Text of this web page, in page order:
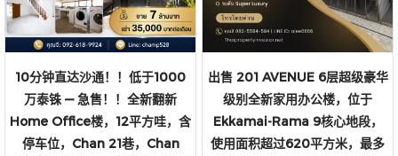
10分钟直达沙通！！低于1000
万泰铢 — 急售！！全新翻新
Home Office楼，12平方哇，含
停车位，Chan 21巷，Chan
出售 201 AVENUE 6层超级豪华
级别全新家用办公楼，位于
Ekkamai-Rama 9核心地段，
使用面积超过620平方米，最多